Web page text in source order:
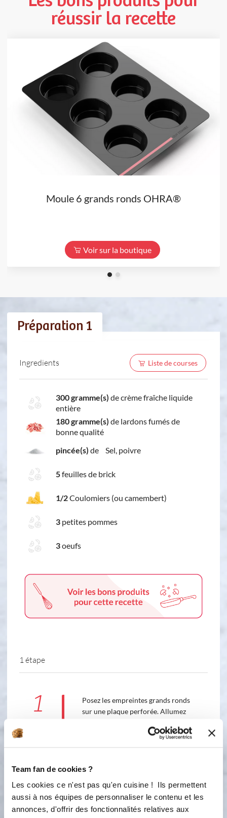
Team fan de cookies ?
Les cookies ce n'est pas qu'en cuisine ! Ils permettent
aussi à nos équipes de personnaliser le contenu et les
annonces, d'offrir des fonctionnalités relatives aux
réussir la recette
Moule 6 grands ronds OHRA®
Voir sur la boutique
Préparation 1
Ingredients Liste de courses
300 gramme(s) de crème fraîche liquide
entière
180 gramme(s) de lardons fumés de
bonne qualité
pincée(s) de Sel, poivre
5feuilles de brick
1/2Coulomiers (ou camembert)
3 petites pommes
3oeufs
1 étape
1
Posez les empreintes grands ronds
sur une plaque perforée. Allumez
Pelez et évidez les pommes, découpez
la planche souple (planche à
couteau bien aiguisé. Superposez 3
morceaux de feuilles de brick, et les
positionner dans chaque grand rond.